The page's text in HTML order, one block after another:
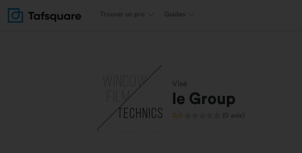
Trouver un pro Guides
Visé
Ie Group
0,0 (0 avis)